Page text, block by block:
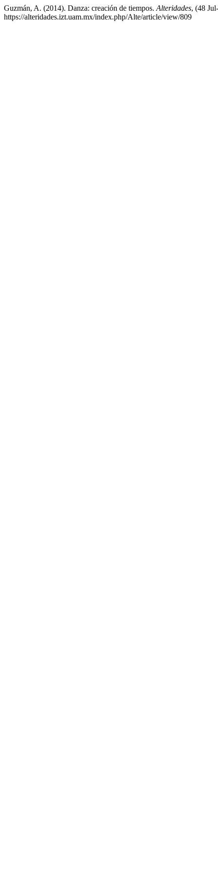
Guzmán, A. (2014). Danza: creación de tiempos. Alteridades, (48
https://alteridades.izt.uam.mx/index.php/Alte/article/view/809